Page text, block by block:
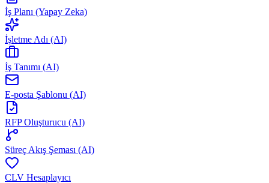
İş Planı (Yapay Zeka)
İşletme Adı (AI)
İş Tanımı (AI)
E-posta Şablonu (AI)
RFP Oluşturucu (AI)
Süreç Akış Şeması (AI)
CLV Hesaplayıcı